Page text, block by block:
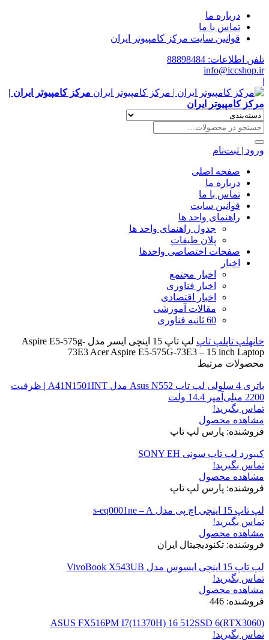
درباره ما
تماس با ما
قوانین سایت مرکز کامپیوتر ایران
تلفن اطلاعات: 88898484
info@iccshop.ir
|
مرکز کامپیوتر ایران |
مرکز کامپیوتر ایران
ورود | ثبت‌نام
صفحه اصلی
درباره ما
تماس با ما
قوانین سایت
راهنمای واحد ها
جدول راهنمای واحد ها
پلان طبقات
صفحات اختصاصی واحدها
اخبار
اخبار مجتمع
اخبار فناوری
اخبار اقتصادی
مقالات آموزشی
60 ثانیه فناوری
خانهلپ تاپلپ تاپ
لپ تاپ 15 اینچی ایسر مدل Aspire E5-575g-
73E3 Acer Aspire E5-575G-73E3 – 15 inch Laptop
محصولات مرتبط
باتری 4 سلولی لپ تاپ Asus N552 مدل A41N1501INT | ظرفیت
2200 میلی‌آمپر 14.4 ولت
تماس بگیرید!
مشاهده محصول
فروشنده: پارس لپ تاپ
کیبورد لپ تاپ سونی SONY EH
تماس بگیرید!
مشاهده محصول
فروشنده: پارس لپ تاپ
لپ تاپ 15 اینچی اچ پی مدل s-eq0001ne – A
تماس بگیرید!
مشاهده محصول
فروشنده: تکنودیجیتال ایران
لپ تاپ 15 اینچی ایسوس مدل VivoBook X543UB
تماس بگیرید!
مشاهده محصول
فروشنده: 446
ASUS FX516PM I7(11370H) 16 512SSD 6(RTX3060)
تماس بگیرید!